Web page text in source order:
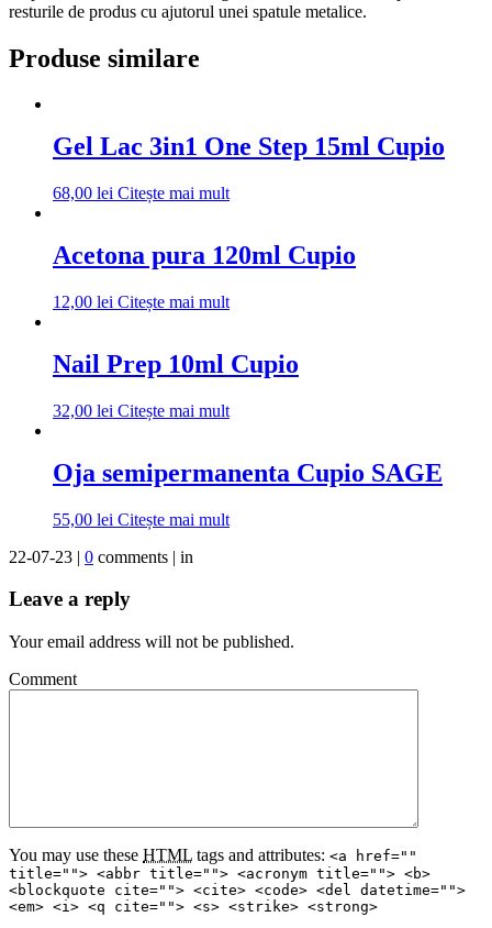
resturile de produs cu ajutorul unei spatule metalice.
Produse similare
Gel Lac 3in1 One Step 15ml Cupio
68,00 lei Citește mai mult
Acetona pura 120ml Cupio
12,00 lei Citește mai mult
Nail Prep 10ml Cupio
32,00 lei Citește mai mult
Oja semipermanenta Cupio SAGE
55,00 lei Citește mai mult
22-07-23 | 0 comments | in
Leave a reply
Your email address will not be published.
Comment
You may use these HTML tags and attributes: <a href=""
title=""> <abbr title=""> <acronym title=""> <b>
<blockquote cite=""> <cite> <code> <del datetime="">
<em> <i> <q cite=""> <s> <strike> <strong>